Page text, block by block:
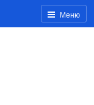
Меню